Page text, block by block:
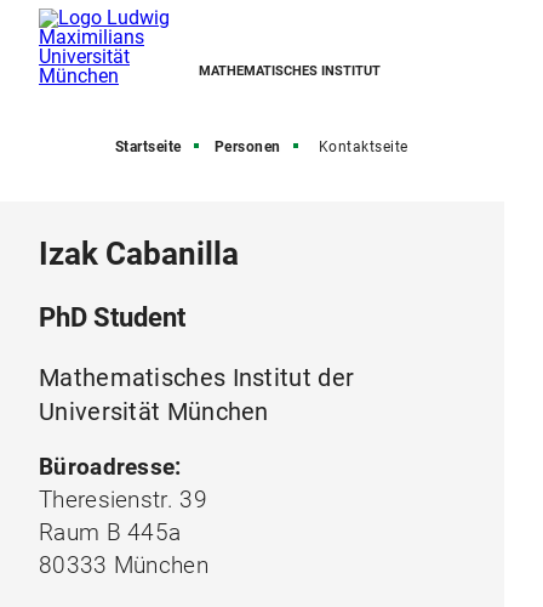
MATHEMATISCHES INSTITUT
Startseite Personen Kontaktseite
Izak Cabanilla
PhD Student
Mathematisches Institut der
Universität München
Büroadresse:
Theresienstr. 39
Raum B 445a
80333 München